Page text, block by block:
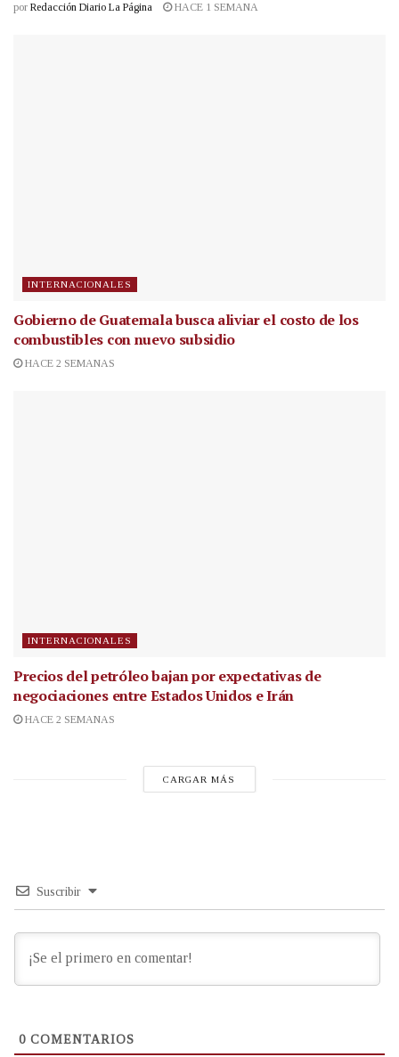
por Redacción Diario La Página HACE 1 SEMANA
INTERNACIONALES
Gobierno de Guatemala busca aliviar el costo de los
combustibles con nuevo subsidio
HACE 2 SEMANAS
INTERNACIONALES
Precios del petróleo bajan por expectativas de
negociaciones entre Estados Unidos e Irán
HACE 2 SEMANAS
CARGAR MÁS
Suscribir
0 COMENTARIOS